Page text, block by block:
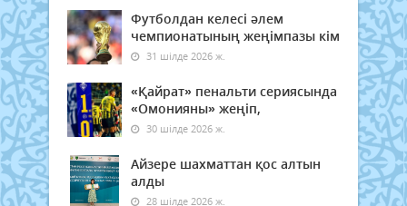
Футболдан келесі әлем
чемпионатының жеңімпазы кім
31 шілде 2026 ж.
«Қайрат» пенальти сериясында
«Омонияны» жеңіп,
30 шілде 2026 ж.
Айзере шахматтан қос алтын
алды
28 шілде 2026 ж.